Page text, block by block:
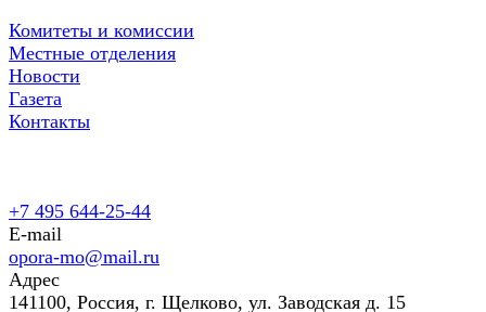
Комитеты и комиссии
Местные отделения
Новости
Газета
Контакты
+7 495 644-25-44
E-mail
opora-mo@mail.ru
Адрес
141100, Россия, г. Щелково, ул. Заводская д. 15